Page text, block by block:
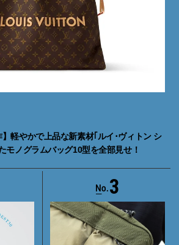
】軽やかで上品な新素材｢ルイ･ヴィトン シ
モノグラムバッグ10型を全部見せ！
3